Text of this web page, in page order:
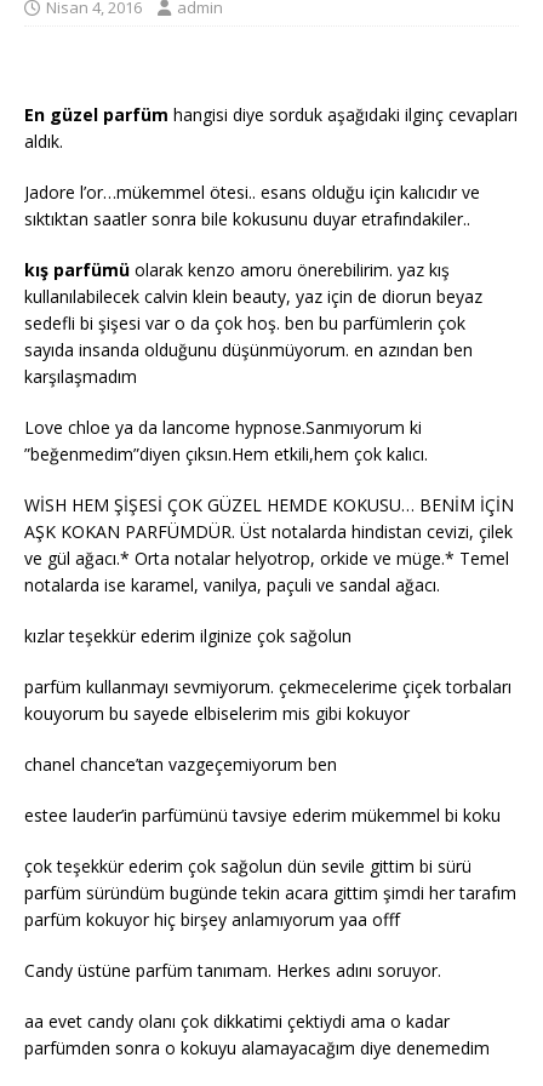
Nisan 4, 2016 admin
En güzel parfüm hangisi diye sorduk aşağıdaki ilginç cevapları
aldık.
Jadore l’or…mükemmel ötesi.. esans olduğu için kalıcıdır ve
sıktıktan saatler sonra bile kokusunu duyar etrafındakiler..
kış parfümü olarak kenzo amoru önerebilirim. yaz kış
kullanılabilecek calvin klein beauty, yaz için de diorun beyaz
sedefli bi şişesi var o da çok hoş. ben bu parfümlerin çok
sayıda insanda olduğunu düşünmüyorum. en azından ben
karşılaşmadım
Love chloe ya da lancome hypnose.Sanmıyorum ki
”beğenmedim”diyen çıksın.Hem etkili,hem çok kalıcı.
WİSH HEM ŞİŞESİ ÇOK GÜZEL HEMDE KOKUSU… BENİM İÇİN
AŞK KOKAN PARFÜMDÜR. Üst notalarda hindistan cevizi, çilek
ve gül ağacı.* Orta notalar helyotrop, orkide ve müge.* Temel
notalarda ise karamel, vanilya, paçuli ve sandal ağacı.
kızlar teşekkür ederim ilginize çok sağolun
parfüm kullanmayı sevmiyorum. çekmecelerime çiçek torbaları
kouyorum bu sayede elbiselerim mis gibi kokuyor
chanel chance’tan vazgeçemiyorum ben
estee lauder’in parfümünü tavsiye ederim mükemmel bi koku
çok teşekkür ederim çok sağolun dün sevile gittim bi sürü
parfüm süründüm bugünde tekin acara gittim şimdi her tarafım
parfüm kokuyor hiç birşey anlamıyorum yaa offf
Candy üstüne parfüm tanımam. Herkes adını soruyor.
aa evet candy olanı çok dikkatimi çektiydi ama o kadar
parfümden sonra o kokuyu alamayacağım diye denemedim